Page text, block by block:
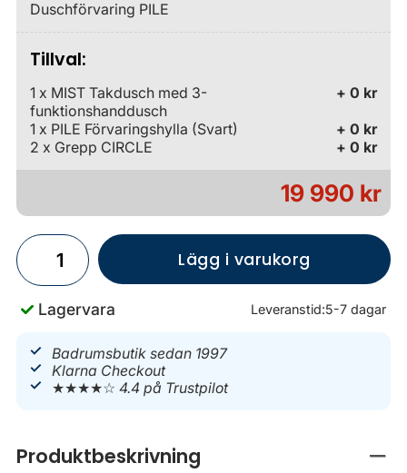
Duschförvaring PILE
Tillval:
1 x MIST Takdusch med 3-
funktionshanddusch
+ 0 kr
1 x PILE Förvaringshylla (Svart)
+ 0 kr
2 x Grepp CIRCLE
+ 0 kr
19 990 kr
Lägg i varukorg
Lagervara Leveranstid:5-7 dagar
Badrumsbutik sedan 1997
Klarna Checkout
★★★★☆4.4 på Trustpilot
Produktbeskrivning